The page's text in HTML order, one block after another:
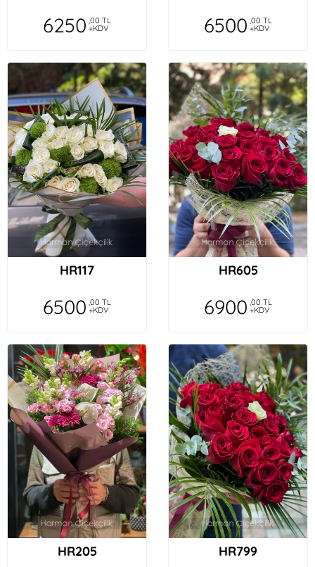
6250 ,00 TL
+KDV 6500 ,00 TL
+KDV
HR117
6500 ,00 TL
+KDV
HR605
6900 ,00 TL
+KDV
HR205 HR799